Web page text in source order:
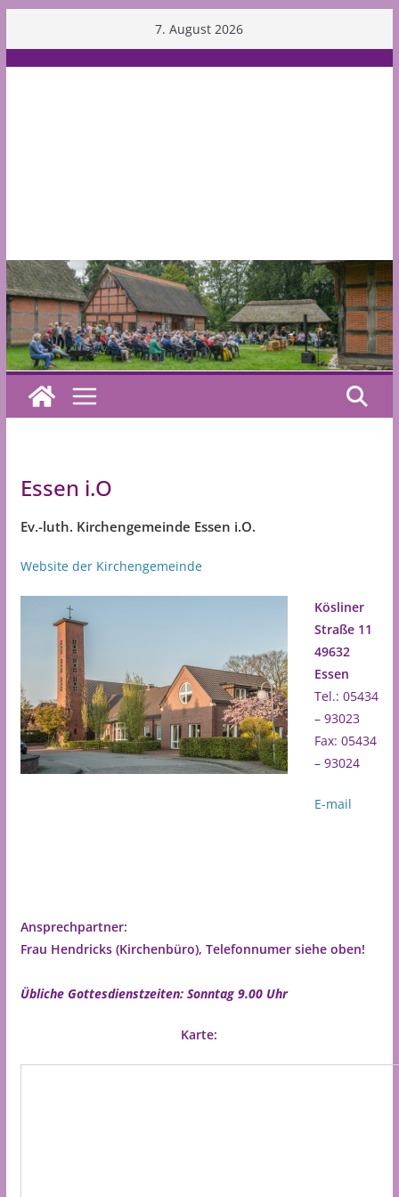
to
content
7. August 2026
Essen i.O
Ev.-luth. Kirchengemeinde Essen i.O.
Website der Kirchengemeinde
Kösliner
Straße 11
49632
Essen
Tel.: 05434
– 93023
Fax: 05434
– 93024
E-mail
Ansprechpartner:
Frau Hendricks (Kirchenbüro), Telefonnumer siehe oben!
Übliche Gottesdienstzeiten: Sonntag 9.00 Uhr
Karte: